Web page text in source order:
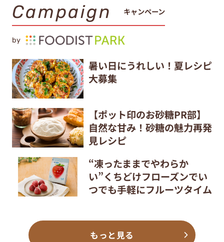
Campaign キャンペーン
by
暑い日にうれしい！夏レシピ
大募集
【ポット印のお砂糖PR部】
自然な甘み！砂糖の魅力再発
見レシピ
“凍ったままでやわらか
い”くちどけフローズンでい
つでも手軽にフルーツタイム
もっと見る